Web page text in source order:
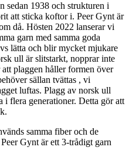
sedan 1938 och strukturen i
att sticka koftor i. Peer Gynt är
då. Hösten 2022 lanserar vi
garn med samma goda
lätta och blir mycket mjukare
ull är slitstarkt, nopprar inte
plaggen håller formen över
sällan tvättas , vi
luftas. Plagg av norsk ull
flera generationer. Detta gör att
samma fiber och de
Gynt är ett 3-trådigt garn